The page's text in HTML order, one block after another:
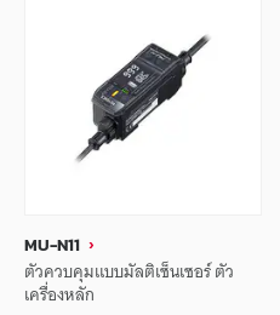
MU-N11
ตัวควบคุมแบบมัลติเซ็นเซอร์ ตัว
เครื่องหลัก